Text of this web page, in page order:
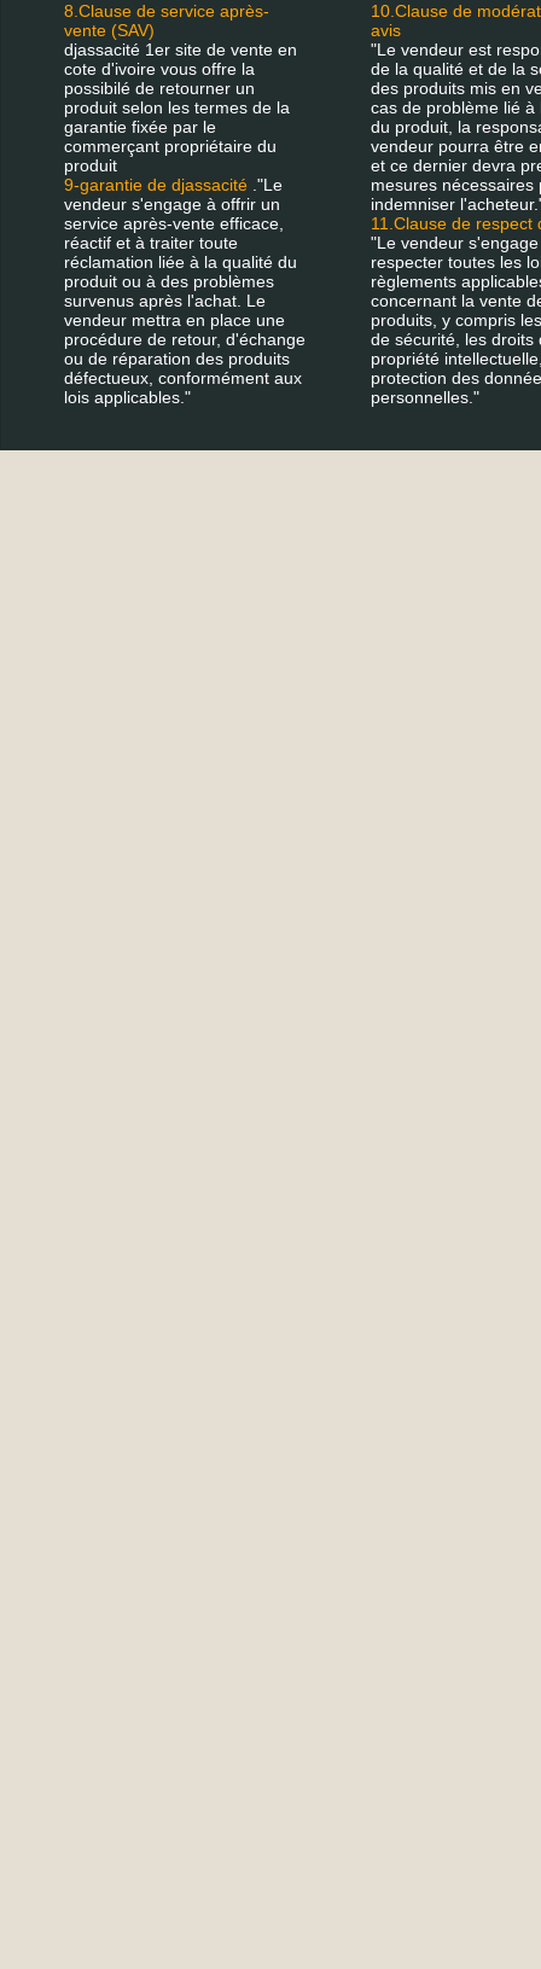
8.Clause de service après-
vente (SAV)
djassacité 1er site de vente en
cote d'ivoire vous offre la
possibilé de retourner un
produit selon les termes de la
garantie fixée par le
commerçant propriétaire du
produit
9-garantie de djassacité ."Le
vendeur s'engage à offrir un
service après-vente efficace,
réactif et à traiter toute
réclamation liée à la qualité du
produit ou à des problèmes
survenus après l'achat. Le
vendeur mettra en place une
procédure de retour, d'échange
ou de réparation des produits
défectueux, conformément aux
lois applicables."
10.Clause de
avis
"Le vendeur est
de la qualité et de la
des produits mis en
cas de problème lié à
du produit, la
vendeur pourra être
et ce dernier devra
mesures nécessaires
indemniser
11.Clause de respect
"Le vendeur
respecter toutes les
règlements
concernant la vente
produits, y compris
de sécurité, les droits
propriété
protection des
personnelles."